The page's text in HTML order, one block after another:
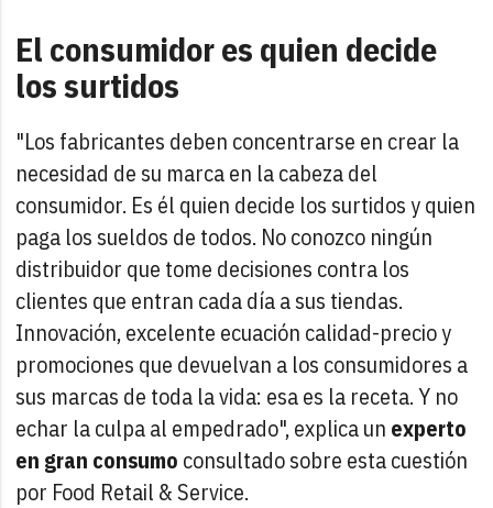
El consumidor es quien decide
los surtidos
"Los fabricantes deben concentrarse en crear la
necesidad de su marca en la cabeza del
consumidor. Es él quien decide los surtidos y quien
paga los sueldos de todos. No conozco ningún
distribuidor que tome decisiones contra los
clientes que entran cada día a sus tiendas.
Innovación, excelente ecuación calidad-precio y
promociones que devuelvan a los consumidores a
sus marcas de toda la vida: esa es la receta. Y no
echar la culpa al empedrado", explica un experto
en gran consumo consultado sobre esta cuestión
por Food Retail & Service.